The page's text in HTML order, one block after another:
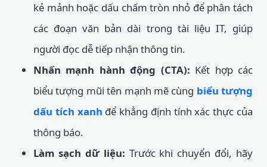
kẻ mảnh hoặc dấu chấm tròn nhỏ để phân tách
các đoạn văn bản dài trong tài liệu IT, giúp
người đọc dễ tiếp nhận thông tin.
Nhấn mạnh hành động (CTA): Kết hợp các
biểu tượng mũi tên mạnh mẽ cùng biểu tượng
dấu tích xanh để khẳng định tính xác thực của
thông báo.
Làm sạch dữ liệu: Trước khi chuyển đổi, hãy